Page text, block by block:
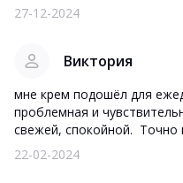
27-12-2024
Виктория
мне крем подошёл для
проблемная и
свежей, спокойной. Точно
22-02-2024